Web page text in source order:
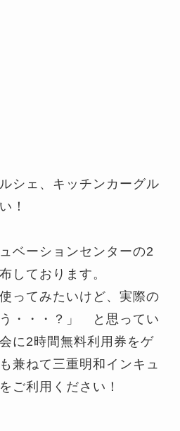
シェ、キッチンカーグル
！
ベーションセンターの2
しております。
ってみたいけど、実際の
・・・？」 と思ってい
に2時間無料利用券をゲ
兼ねて三重明和インキュ
ご利用ください！